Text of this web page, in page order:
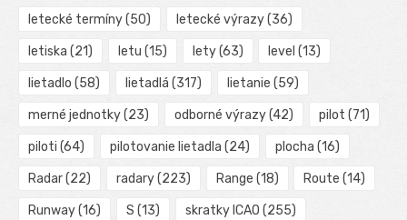
letecké termíny(50) letecké výrazy(36)
letiska (21) letu (15) lety(63) level (13)
lietadlo (58) lietadlá (317) lietanie (59)
merné jednotky(23) odborné výrazy(42) pilot (71)
piloti (64) pilotovanie lietadla (24) plocha (16)
Radar(22) radary(223) Range (18) Route (14)
Runway(16) S (13) skratky ICAO (255)